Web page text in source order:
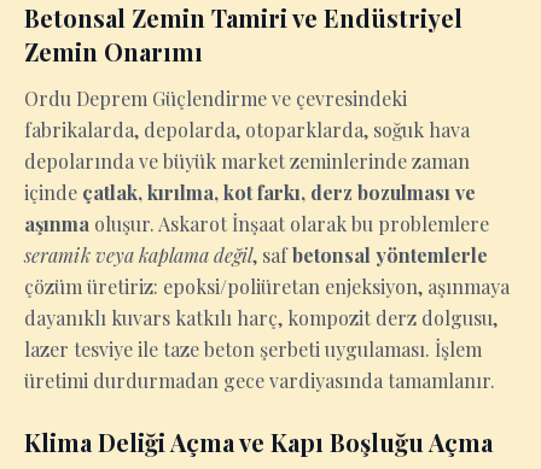
Betonsal Zemin Tamiri ve Endüstriyel
Zemin Onarımı
Ordu Deprem Güçlendirme ve çevresindeki
fabrikalarda, depolarda, otoparklarda, soğuk hava
depolarında ve büyük market zeminlerinde zaman
içinde çatlak, kırılma, kot farkı, derz bozulması ve
aşınma oluşur. Askarot İnşaat olarak bu problemlere
seramik veya kaplama değil, safbetonsal yöntemlerle
çözüm üretiriz: epoksi/poliüretan enjeksiyon, aşınmaya
dayanıklı kuvars katkılı harç, kompozit derz dolgusu,
lazer tesviye ile taze beton şerbeti uygulaması. İşlem
üretimi durdurmadan gece vardiyasında tamamlanır.
Klima Deliği Açma ve Kapı Boşluğu Açma